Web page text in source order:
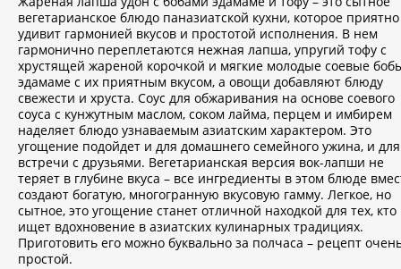
вегетарианское блюдо паназиатской кухни, которое приятно
удивит гармонией вкусов и простотой исполнения. В нем
гармонично переплетаются нежная лапша, упругий тофу с
хрустящей жареной корочкой и мягкие молодые соевые
эдамаме с их приятным вкусом, а овощи добавляют блюду
свежести и хруста. Соус для обжаривания на основе соевого
соуса с кунжутным маслом, соком лайма, перцем и имбирем
наделяет блюдо узнаваемым азиатским характером. Это
угощение подойдет и для домашнего семейного ужина, и для
встречи с друзьями. Вегетарианская версия вок-лапши не
теряет в глубине вкуса – все ингредиенты в этом блюде
создают богатую, многогранную вкусовую гамму. Легкое, но
сытное, это угощение станет отличной находкой для тех, кто
ищет вдохновение в азиатских кулинарных традициях.
Приготовить его можно буквально за полчаса – рецепт
простой.